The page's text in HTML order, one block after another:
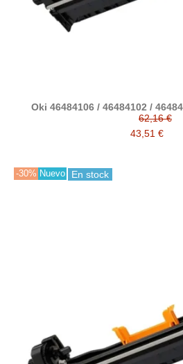
Oki 46484106 / 46484102 /
compatible (C542, C532, MC573,
ES5463,
62,16 €
43,51 €
-30% Nuevo En stock